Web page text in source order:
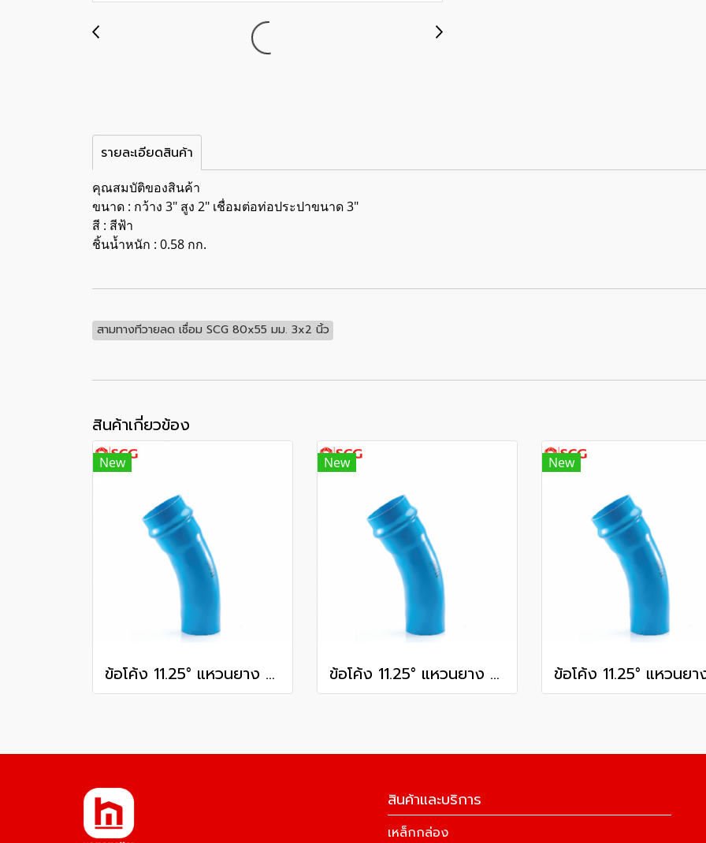
รายละเอียดสินค้า
คุณสมบัติของสินค้า
ขนาด : กว้าง 3" สูง 2" เชื่อมต่อท่อประปาขนาด 3"
สี : สีฟ้า
ชิ้นน้ำหนัก : 0.58 กก.
สามทางทีวายลด เชื่อม SCG 80x55 มม. 3x2 นิ้ว
สินค้าเกี่ยวข้อง
New
ข้อโค้ง 11.25° แหวนยาง ES1 SCG ขนาด 300 มม. (12 นิ้ว ) ชั้น 13.5
New
ข้อโค้ง 11.25° แหวนยาง ES1 SCG ขนาด 250 มม. (10 นิ้ว ) ชั้น 13.5
New
สินค้าและบริการ
เหล็กกล่อง